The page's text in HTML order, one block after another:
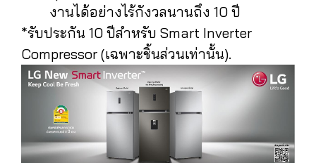
งานได้อย่างไร้กังวลนานถึง 10 ปี
*รับประกัน 10 ปีสำหรับ Smart Inverter
Compressor (เฉพาะชิ้นส่วนเท่านั้น).